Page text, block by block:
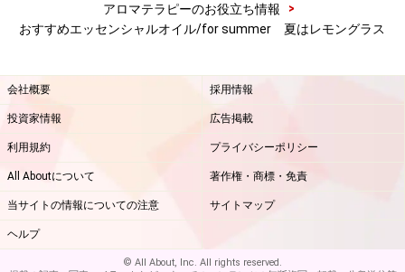
アロマテラピーのお役立ち情報
>
おすすめエッセンシャルオイル/for summer 夏はレモングラス
会社概要 採用情報
投資家情報 広告掲載
利用規約 プライバシーポリシー
All Aboutについて 著作権・商標・免責
当サイトの情報についての注意 サイトマップ
ヘルプ
© All About, Inc. All rights reserved.